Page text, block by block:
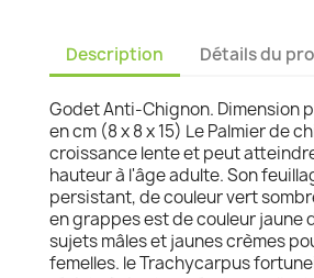
Description Détails du
Godet Anti-Chignon. Dimension
en cm (8 x 8 x 15) Le Palmier de
croissance lente et peut
hauteur à l'âge adulte. Son
persistant, de couleur vert
en grappes est de couleur jaune
sujets mâles et jaunes crèmes
femelles. le Trachycarpus